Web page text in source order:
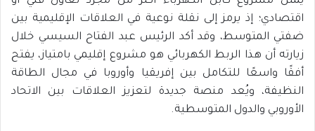
اقتصادي؛ إذ يرمز إلى نقلة نوعية في العلاقات الإقليمية بين
ضفتي المتوسط، وقد أكد الرئيس عبد الفتاح السيسي خلال
زيارته أن هذا الربط الكهربائي هو مشروع إقليمي بامتياز، يفتح
أفقًا واسعًا للتكامل بين إفريقيا وأوروبا في مجال الطاقة
النظيفة، ويُعد منصة جديدة لتعزيز العلاقات بين الاتحاد
الأوروبي والدول المتوسطية.